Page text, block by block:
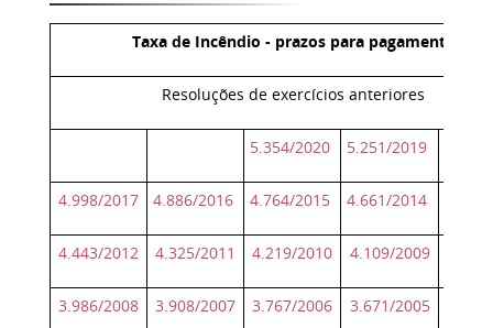
Taxa de Incêndio - prazos para pagamento
Resoluções de exercícios anteriores
5.354/2020 5.251/2019
4.998/2017 4.886/2016 4.764/2015 4.661/2014
4.443/2012 4.325/2011 4.219/2010 4.109/2009
3.986/2008 3.908/2007 3.767/2006 3.671/2005